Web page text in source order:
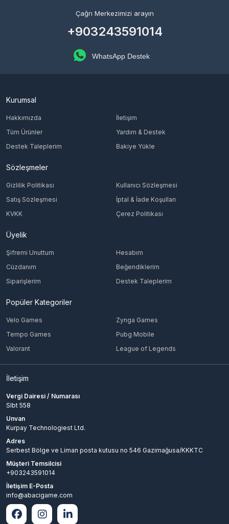
Çağrı Merkezimizi arayın
+903243591014
WhatsApp Destek
Kurumsal
Hakkımızda
İletişim
Tüm Ürünler
Yardım & Destek
Destek Taleplerim
Bakiye Yükle
Sözleşmeler
Gizlilik Politikası
Kullanıcı Sözleşmesi
Satış Sözleşmesi
İptal & İade Koşulları
KVKK
Çerez Politikası
Üyelik
Şifremi Unuttum
Hesabım
Cüzdanım
Beğendiklerim
Siparişlerim
Destek Taleplerim
Popüler Kategoriler
Velo Games
Zynga Games
Tempo Games
Pubg Mobile
Valorant
League of Legends
İletişim
Vergi Dairesi / Numarası
Slbt 558
Unvan
Kurpay Technologiest Ltd.
Adres
Serbest Bölge ve Liman posta kutusu no 546 Gazimağusa/KKKTC
Müşteri Temsilcisi
+903243591014
İletişim E-Posta
info@abacigame.com